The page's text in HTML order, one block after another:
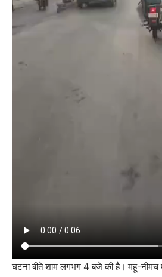
घटना बीते शाम लगभग 4 बजे की है। महू-नीमच